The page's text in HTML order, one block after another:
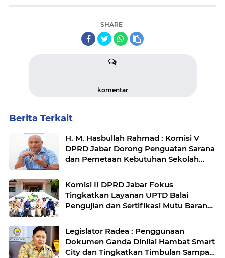
SHARE
komentar
Berita Terkait
H. M. Hasbullah Rahmad : Komisi V
DPRD Jabar Dorong Penguatan Sarana
dan Pemetaan Kebutuhan Sekolah
Komisi II DPRD Jabar Fokus
Tingkatkan Layanan UPTD Balai
Pengujian dan Sertifikasi Mutu Barang
Legislator Radea : Penggunaan
Dokumen Ganda Dinilai Hambat Smart
City dan Tingkatkan Timbulan Sampah